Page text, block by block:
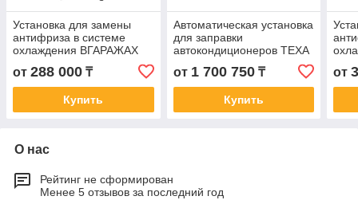
Установка для замены
антифриза в системе
охлаждения ВГАРАЖАХ
от 288 000 ₸
Купить
Автоматическая установка
для заправки
автокондиционеров TEXA
от 1 700 750₸
Купить
от
О нас
Рейтинг не сформирован
Менее 5 отзывов за последний год